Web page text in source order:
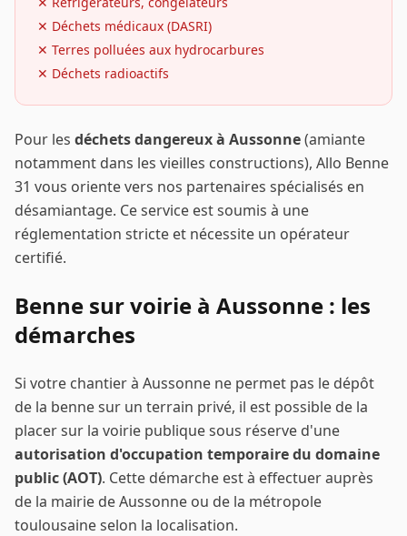
✕ Déchets médicaux (DASRI)
✕ Terres polluées aux hydrocarbures
✕ Déchets radioactifs
Pour les déchets dangereux à Aussonne(amiante
notamment dans les vieilles constructions), Allo Benne
31 vous oriente vers nos partenaires spécialisés en
désamiantage. Ce service est soumis à une
réglementation stricte et nécessite un opérateur
certifié.
Benne sur voirie à Aussonne : les
démarches
Si votre chantier à Aussonne ne permet pas le dépôt
de la benne sur un terrain privé, il est possible de la
placer sur la voirie publique sous réserve d'une
autorisation d'occupation temporaire du domaine
public (AOT). Cette démarche est à effectuer auprès
de la mairie deAussonne ou de la métropole
toulousaine selon la localisation.